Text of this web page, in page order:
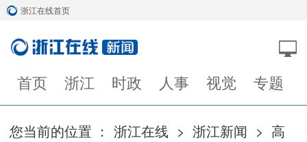
浙江在线首页
首页 浙江 时政 人事 视觉 专题
您当前的位置 ： 浙江在线 > 浙江新闻 > 高